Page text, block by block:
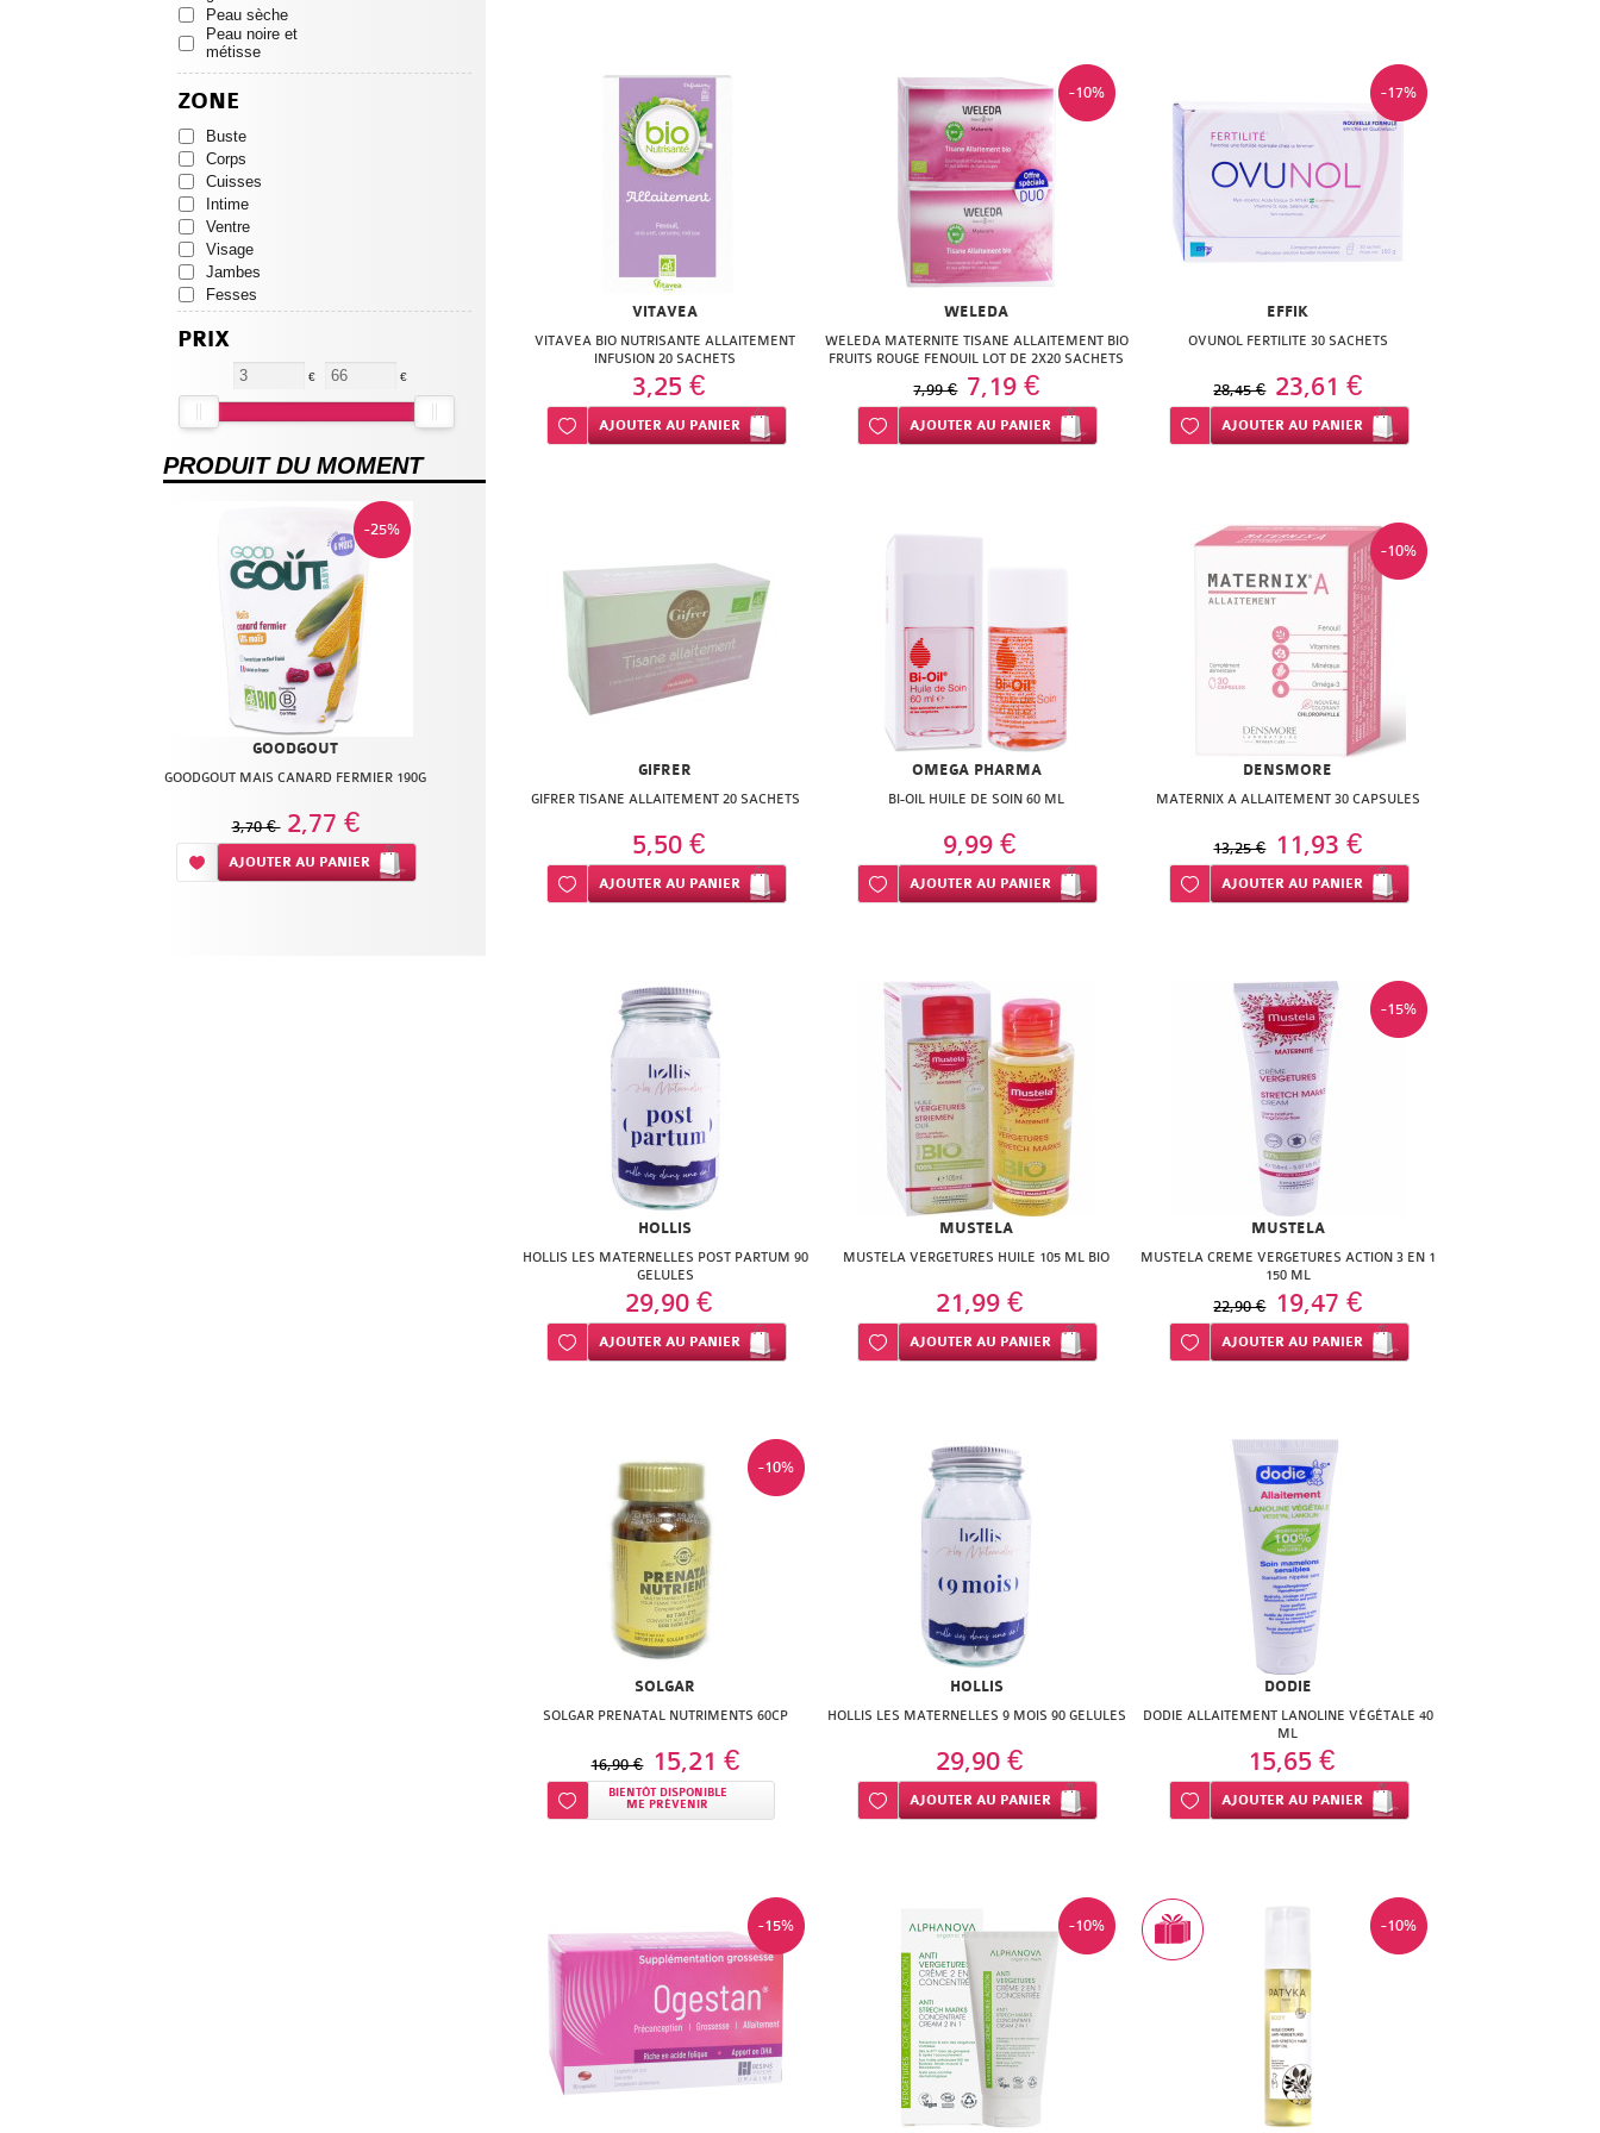
VITAVEA
VITAVEA BIO NUTRISANTE ALLAITEMENT
INFUSION 20 SACHETS
3,25 €
Ajouter à ma liste d’envie
AJOUTER AU PANIER
-10%
WELEDA
WELEDA MATERNITE TISANE ALLAITEMENT BIO
FRUITS ROUGE FENOUIL LOT DE 2X20 SACHETS
7,99 € 7,19 €
Ajouter à ma liste d’envie
AJOUTERAU PANIER
-17%
EFFIK
OVUNOL FERTILITE 30 SACHETS
28,45 € 23,61 €
Ajouter à ma liste d’envie
AJOUTER AU PANIER
GIFRER
GIFRER TISANE ALLAITEMENT 20 SACHETS
5,50 €
Ajouter à ma liste d’envie
AJOUTER AU PANIER
OMEGA PHARMA
BI-OIL HUILE DE SOIN 60 ML
9,99 €
Ajouter à ma liste d’envie
AJOUTERAU PANIER
-10%
DENSMORE
MATERNIX A ALLAITEMENT 30 CAPSULES
13,25 € 11,93 €
Ajouter à ma liste d’envie
AJOUTER AU PANIER
HOLLIS
HOLLIS LES MATERNELLES POST PARTUM 90
GELULES
29,90 €
Ajouter à ma liste d’envie
AJOUTER AU PANIER
MUSTELA
MUSTELA VERGETURES HUILE 105 ML BIO
21,99 €
Ajouter à ma liste d’envie
AJOUTERAU PANIER
-15%
MUSTELA
MUSTELA CREME VERGETURES ACTION 3 EN 1
150 ML
22,90 € 19,47 €
Ajouter à ma liste d’envie
AJOUTER AU PANIER
-10%
SOLGAR
SOLGAR PRENATAL NUTRIMENTS 60CP
16,90 € 15,21 €
Ajouter à ma liste d’envie
BIENTÔT DISPONIBLE
ME PRÉVENIR
HOLLIS
HOLLIS LES MATERNELLES 9 MOIS 90 GELULES
29,90 €
Ajouter à ma liste d’envie
AJOUTERAU PANIER
DODIE
DODIE ALLAITEMENT LANOLINE VÉGÉTALE 40
ML
15,65 €
Ajouter à ma liste d’envie
AJOUTER AU PANIER
-15% -10% -10%
PHARMA
OWARI
PANDA TEA
PATYKA
PHARMASCIENCE
PRANAROM
PRESCRIPTION
NATURE
PROCTER
SAFORELLE
SOLGAR
THERASCIENCE
TOPICREM
VITAVEA
WELEDA
Peau sèche
Peau noire et
métisse
ZONE
Buste
Corps
Cuisses
Intime
Ventre
Visage
Jambes
Fesses
PRIX
€ €
PRODUIT DU MOMENT
-25%
GOODGOUT
GOODGOUT MAIS CANARD FERMIER 190G
3,70 € 2,77 €
Ajouter à ma liste d’envie
AJOUTER AU PANIER